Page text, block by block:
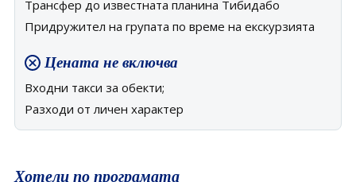
Трансфер до известната планина Тибидабо
Придружител на групата по време на екскурзията
Цената не включва
Входни такси за обекти;
Разходи от личен характер
Хотели по програмата